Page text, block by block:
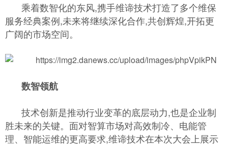
乘着数智化的东风,携手维谛技术打造了多个维保
服务经典案例,未来将继续深化合作,共创辉煌,开拓更
广阔的市场空间。
数智领航
技术创新是推动行业变革的底层动力,也是企业制
胜未来的关键。面对智算市场对高效制冷、电能管
理、智能运维的更高要求,维谛技术在本次大会上展示